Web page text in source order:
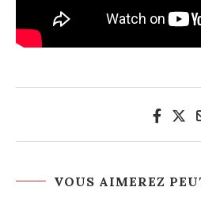
VOUS AIMEREZ